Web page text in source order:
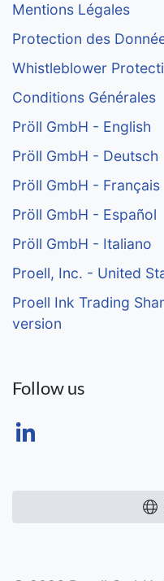
Mentions Légales
Protection des
Whistleblower
Conditions Générales
Pröll GmbH - English
Pröll GmbH - Deutsch
Pröll GmbH - Français
Pröll GmbH - Español
Pröll GmbH - Italiano
Proell, Inc. - United
Proell Ink Trading
version
Follow us